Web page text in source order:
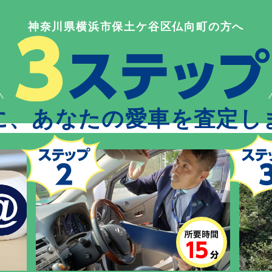
神奈川県横浜市保土ケ谷区仏向町の方へ
、あなたの愛車を査定し